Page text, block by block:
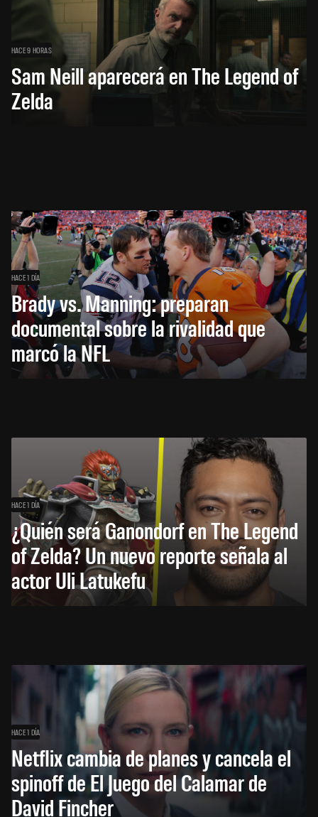
HACE 9 HORAS
Sam Neill aparecerá en The Legend of
Zelda
HACE 1 DÍA
Brady vs. Manning: preparan
documental sobre la rivalidad que
marcó la NFL
HACE 1 DÍA
¿Quién será Ganondorf en The Legend
of Zelda? Un nuevo reporte señala al
actor Uli Latukefu
HACE 1 DÍA
Netflix cambia de planes y cancela el
spinoff de El Juego del Calamar de
David Fincher